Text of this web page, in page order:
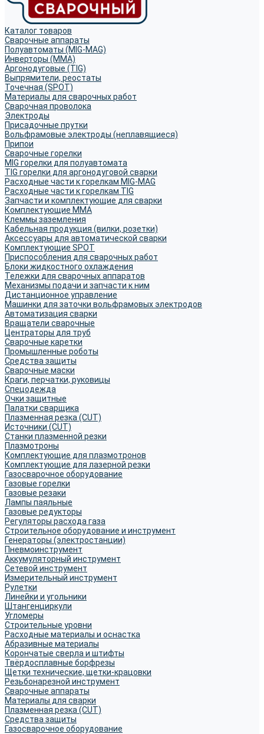
Каталог товаров
Сварочные аппараты
Полуавтоматы (MIG-MAG)
Инверторы (MMA)
Аргонодуговые (TIG)
Выпрямители, реостаты
Точечная (SPOT)
Материалы для сварочных работ
Сварочная проволока
Электроды
Присадочные прутки
Вольфрамовые электроды (неплавящиеся)
Припои
Сварочные горелки
MIG горелки для полуавтомата
TIG горелки для аргонодуговой сварки
Расходные части к горелкам MIG-MAG
Расходные части к горелкам TIG
Запчасти и комплектующие для сварки
Комплектующие ММА
Клеммы заземления
Кабельная продукция (вилки, розетки)
Аксессуары для автоматической сварки
Комплектующие SPOT
Приспособления для сварочных работ
Блоки жидкостного охлаждения
Тележки для сварочных аппаратов
Механизмы подачи и запчасти к ним
Дистанционное управление
Машинки для заточки вольфрамовых электродов
Автоматизация сварки
Вращатели сварочные
Центраторы для труб
Сварочные каретки
Промышленные роботы
Средства защиты
Сварочные маски
Краги, перчатки, руковицы
Спецодежда
Очки защитные
Палатки сварщика
Плазменная резка (CUT)
Источники (CUT)
Станки плазменной резки
Плазмотроны
Комплектующие для плазмотронов
Комплектующие для лазерной резки
Газосварочное оборудование
Газовые горелки
Газовые резаки
Лампы паяльные
Газовые редукторы
Регуляторы расхода газа
Строительное оборудование и инструмент
Генераторы (электростанции)
Пневмоинструмент
Аккумуляторный инструмент
Сетевой инструмент
Измерительный инструмент
Рулетки
Линейки и угольники
Штангенциркули
Угломеры
Строительные уровни
Расходные материалы и оснастка
Абразивные материалы
Корончатые сверла и штифты
Твёрдосплавные борфрезы
Щетки технические, щетки-крацовки
Резьбонарезной инструмент
Сварочные аппараты
Материалы для сварки
Плазменная резка (CUT)
Средства защиты
Газосварочное оборудование